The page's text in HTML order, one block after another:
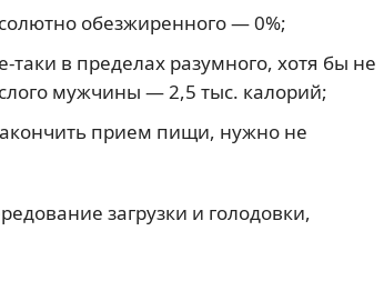
обезжиренного — 0%;
в пределах разумного, хотя бы не
мужчины — 2,5 тыс. калорий;
прием пищи, нужно не
загрузки и голодовки,